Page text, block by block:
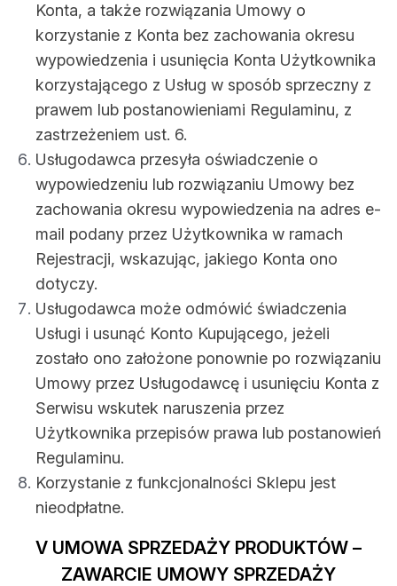
Konta, a także rozwiązania Umowy o
korzystanie z Konta bez zachowania okresu
wypowiedzenia i usunięcia Konta Użytkownika
korzystającego z Usług w sposób sprzeczny z
prawem lub postanowieniami Regulaminu, z
zastrzeżeniem ust. 6.
Usługodawca przesyła oświadczenie o
wypowiedzeniu lub rozwiązaniu Umowy bez
zachowania okresu wypowiedzenia na adres e-
mail podany przez Użytkownika w ramach
Rejestracji, wskazując, jakiego Konta ono
dotyczy.
Usługodawca może odmówić świadczenia
Usługi i usunąć Konto Kupującego, jeżeli
zostało ono założone ponownie po rozwiązaniu
Umowy przez Usługodawcę i usunięciu Konta z
Serwisu wskutek naruszenia przez
Użytkownika przepisów prawa lub postanowień
Regulaminu.
Korzystanie z funkcjonalności Sklepu jest
nieodpłatne.
V UMOWA SPRZEDAŻY PRODUKTÓW –
ZAWARCIE UMOWY SPRZEDAŻY